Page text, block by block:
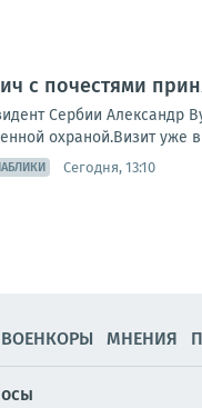
с почестями
Сербии Александр
охраной.Визит уже
Сегодня, 13:10
ВОЕНКОРЫ МНЕНИЯ